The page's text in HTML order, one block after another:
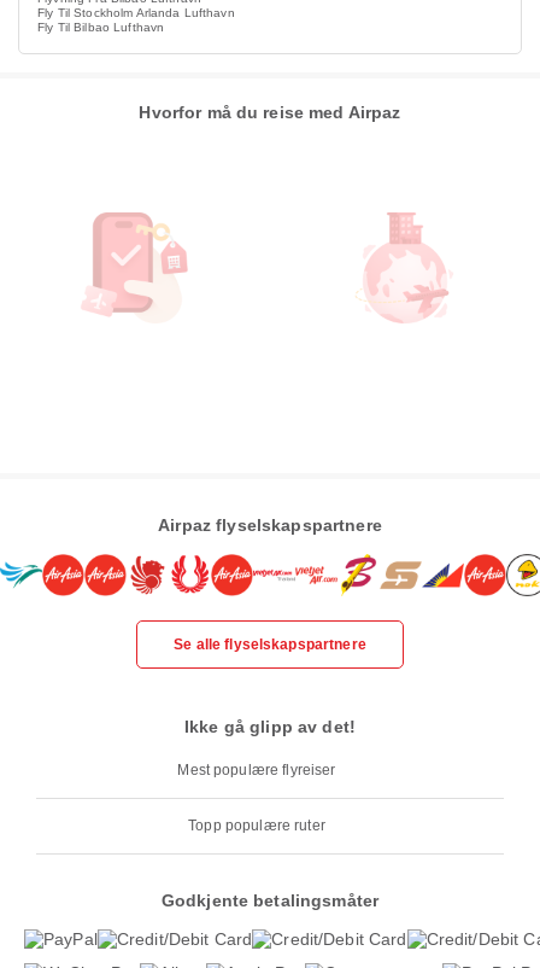
Fly Til Stockholm Arlanda Lufthavn
Fly Til Bilbao Lufthavn
Hvorfor må du reise med Airpaz
Airpaz flyselskapspartnere
Se alle flyselskapspartnere
Ikke gå glipp av det!
Mest populære flyreiser
Topp populære ruter
Godkjente betalingsmåter